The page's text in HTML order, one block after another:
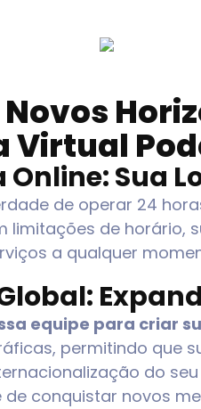
Virtual
Online: Sua
de operar 24
limitações de horário,
a qualquer
equipe para criar
permitindo que
do
conquistar novos